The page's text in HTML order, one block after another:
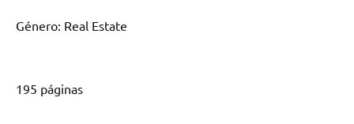
Género: Real Estate
195 páginas